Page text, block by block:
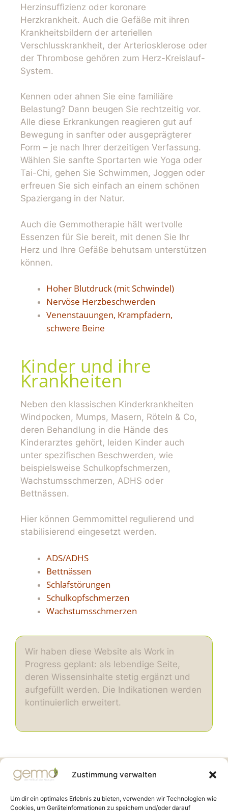
Zustimmung verwalten
Um dir ein optimales Erlebnis zu bieten, verwenden wir Technologien wie
Cookies, um Geräteinformationen zu speichern und/oder darauf
Herzinsuffizienz oder koronare
Herzkrankheit. Auch die Gefäße mit ihren
Krankheitsbildern der arteriellen
Verschlusskrankheit, der Arteriosklerose oder
der Thrombose gehören zum Herz-Kreislauf-
System.
Kennen oder ahnen Sie eine familiäre
Belastung? Dann beugen Sie rechtzeitig vor.
Alle diese Erkrankungen reagieren gut auf
Bewegung in sanfter oder ausgeprägterer
Form – je nach Ihrer derzeitigen Verfassung.
Wählen Sie sanfte Sportarten wie Yoga oder
Tai-Chi, gehen Sie Schwimmen, Joggen oder
erfreuen Sie sich einfach an einem schönen
Spaziergang in der Natur.
Auch die Gemmotherapie hält wertvolle
Essenzen für Sie bereit, mit denen Sie Ihr
Herz und Ihre Gefäße behutsam unterstützen
können.
Hoher Blutdruck (mit Schwindel)
Nervöse Herzbeschwerden
Venenstauungen, Krampfadern,
schwere Beine
Kinder und ihre
Krankheiten
Neben den klassischen Kinderkrankheiten
Windpocken, Mumps, Masern, Röteln & Co,
deren Behandlung in die Hände des
Kinderarztes gehört, leiden Kinder auch
unter spezifischen Beschwerden, wie
beispielsweise Schulkopfschmerzen,
Wachstumsschmerzen, ADHS oder
Bettnässen.
Hier können Gemmomittel regulierend und
stabilisierend eingesetzt werden.
ADS/ADHS
Bettnässen
Schlafstörungen
Schulkopfschmerzen
Wachstumsschmerzen
Wir haben diese Website als Work in
Progress geplant: als lebendige Seite,
deren Wissensinhalte stetig ergänzt und
aufgefüllt werden. Die Indikationen werden
kontinuierlich erweitert.
Gemmo Community
Birkenstr. 7
CH-6003 Luzern